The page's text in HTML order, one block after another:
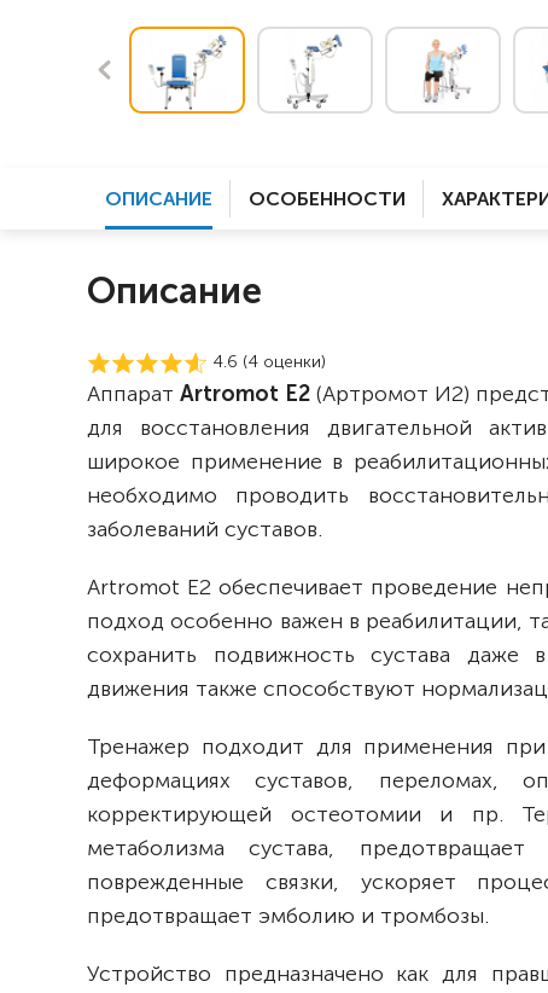
ОПИСАНИЕ ОСОБЕННОСТИ
Описание
4.6 (4 оценки)
Аппарат Artromot E2 (Артромот И2)
для восстановления двигательной
широкое применение в
необходимо проводить
заболеваний суставов.
Artromot E2 обеспечивает проведение
подход особенно важен в реабилитации,
сохранить подвижность сустава даже
движения также способствуют
Тренажер подходит для применения
деформациях суставов, переломах,
корректирующей остеотомии и пр.
метаболизма сустава,
поврежденные связки, ускоряет
предотвращает эмболию и тромбозы.
Устройство предназначено как для